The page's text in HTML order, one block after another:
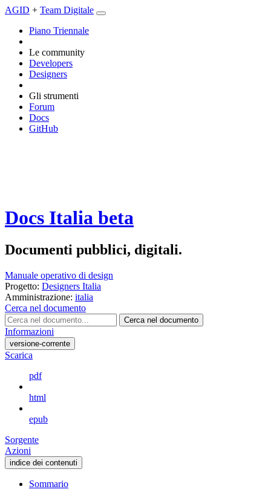
AGID + Team Digitale
Piano Triennale
Le community
Developers
Designers
Gli strumenti
Forum
Docs
GitHub
Docs Italia beta
Documenti pubblici, digitali.
Manuale operativo di design
Progetto: Designers Italia
Amministrazione: italia
Cerca nel documento
Cerca nel documento
Informazioni
versione-corrente
Scarica
pdf
html
epub
Sorgente
Azioni
indice dei contenuti
Sommario